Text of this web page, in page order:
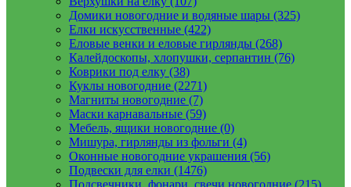
Домики новогодние и водяные шары (325)
Елки искусственные (422)
Еловые венки и еловые гирлянды (268)
Калейдоскопы, хлопушки, серпантин (76)
Коврики под елку (38)
Куклы новогодние (2271)
Магниты новогодние (7)
Маски карнавальные (59)
Мебель, ящики новогодние (0)
Мишура, гирлянды из фольги (4)
Оконные новогодние украшения (56)
Подвески для елки (1476)
Подсвечники, фонари, свечи новогодние (215)